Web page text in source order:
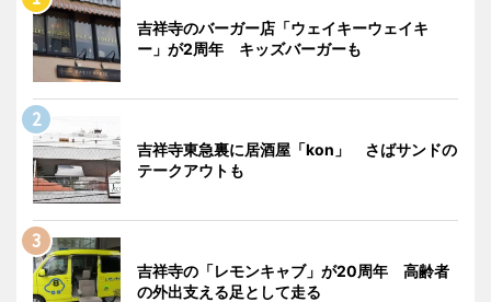
吉祥寺のバーガー店「ウェイキーウェイキ
ー」が2周年 キッズバーガーも
吉祥寺東急裏に居酒屋「kon」 さばサンドの
テークアウトも
吉祥寺の「レモンキャブ」が20周年 高齢者
の外出支える足として走る